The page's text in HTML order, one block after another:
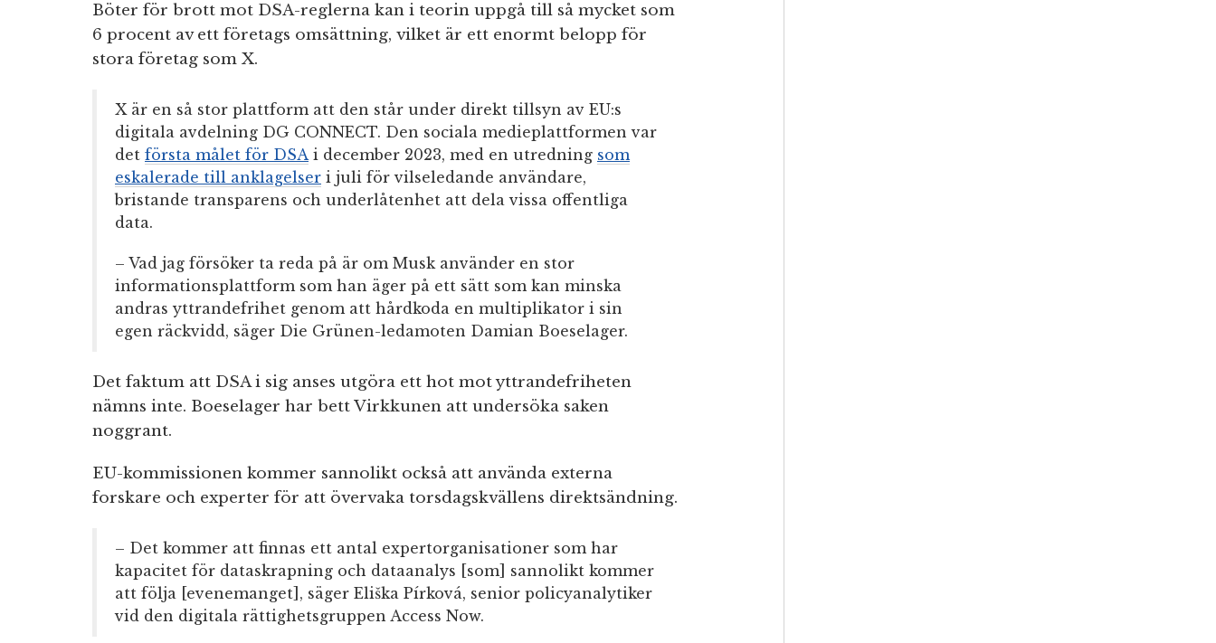
Böter för brott mot DSA-reglerna kan i teorin uppgå till så mycket som
6 procent av ett företags omsättning, vilket är ett enormt belopp för
stora företag som X.
X är en så stor plattform att den står under direkt tillsyn av EU:s
digitala avdelning DG CONNECT. Den sociala medieplattformen var
det första målet för DSAi december 2023, med en utredning som
eskalerade till anklagelser i juli för vilseledande användare,
bristande transparens och underlåtenhet att dela vissa offentliga
data.
– Vad jag försöker ta reda på är om Musk använder en stor
informationsplattform som han äger på ett sätt som kan minska
andras yttrandefrihet genom att hårdkoda en multiplikator i sin
egen räckvidd, säger Die Grünen-ledamoten Damian Boeselager.
Det faktum att DSA i sig anses utgöra ett hot mot yttrandefriheten
nämns inte. Boeselager har bett Virkkunen att undersöka saken
noggrant.
EU-kommissionen kommer sannolikt också att använda externa
forskare och experter för att övervaka torsdagskvällens direktsändning.
– Det kommer att finnas ett antal expertorganisationer som har
kapacitet för dataskrapning och dataanalys [som] sannolikt kommer
att följa [evenemanget], säger Eliška Pírková, senior policyanalytiker
vid den digitala rättighetsgruppen Access Now.